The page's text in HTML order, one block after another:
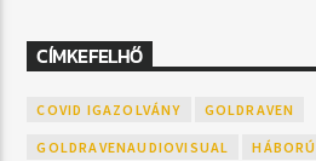
CÍMKEFELHŐ
COVID IGAZOLVÁNY GOLDRAVEN
GOLDRAVENAUDIOVISUAL HÁBORÚ